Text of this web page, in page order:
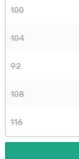
100
104
92
108
116